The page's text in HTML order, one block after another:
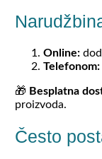
Online:
Telefonom:
🎁 Besplatna
proizvoda.
Često